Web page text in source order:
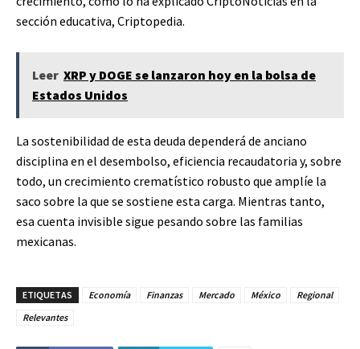
sección educativa, Criptopedia.
Leer XRP y DOGE se lanzaron hoy en la bolsa de
Estados Unidos
La sostenibilidad de esta deuda dependerá de anciano
disciplina en el desembolso, eficiencia recaudatoria y, sobre
todo, un crecimiento crematístico robusto que amplíe la
saco sobre la que se sostiene esta carga. Mientras tanto,
esa cuenta invisible sigue pesando sobre las familias
mexicanas.
ETIQUETAS Economía Finanzas Mercado México
Regional
Relevantes